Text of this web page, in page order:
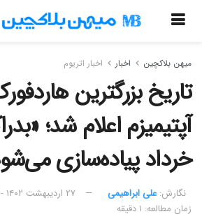
میهن بلاکچین اخبار اخبار اتریوم
تاریخ بزرگترین
خرداد پیاده‌سازی
نگارش:‌ علی ابراهیمی
۲۷ اردیبهشت ۱۴۰۲ - ۱۲:۳۹
زمان مطالعه: ۱ دقیقه